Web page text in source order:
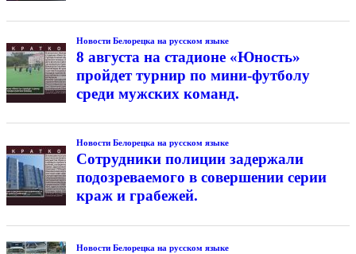
Новости Белорецка на русском языке
8 августа на стадионе «Юность»
пройдет турнир по мини-футболу
среди мужских команд.
Новости Белорецка на русском языке
Сотрудники полиции задержали
подозреваемого в совершении серии
краж и грабежей.
Новости Белорецка на русском языке